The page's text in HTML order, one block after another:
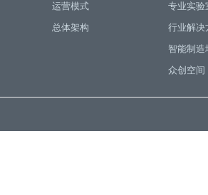
专业实验
行业解决
智能制造
众创空间
运营模式
总体架构